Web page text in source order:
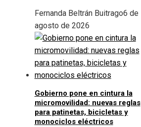
Fernanda Beltrán Buitrago6 de
agosto de 2026
Gobierno pone en cintura la
micromovilidad: nuevas reglas
para patinetas, bicicletas y
monociclos eléctricos